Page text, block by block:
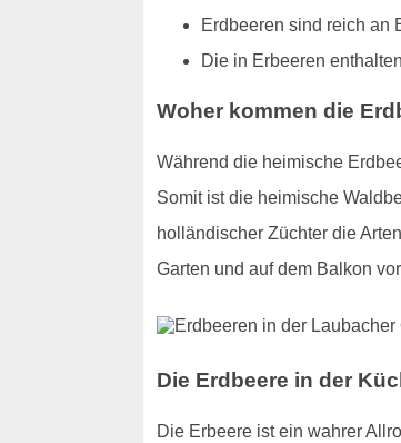
Erdbeeren sind reich an
Die in Erbeeren
Woher kommen die
Während die heimische
Somit ist die heimische
holländischer Züchter die
Garten und auf dem Balkon
Die Erdbeere in der
Die Erbeere ist ein wahrer